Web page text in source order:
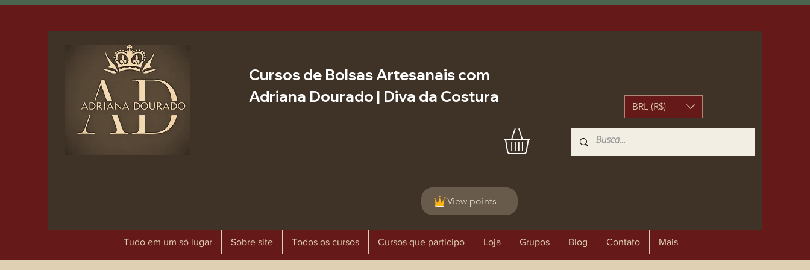
Cursos de Bolsas Artesanais com
Adriana Dourado | Diva da Costura
BRL (R$)
View points
Tudo em um só lugar Sobre site Todos os cursos Cursos que participo Loja Grupos Blog Contato Mais